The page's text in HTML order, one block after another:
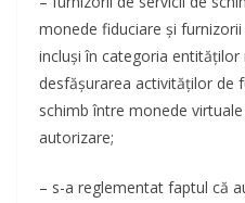
monede fiduciare și furnizorii
incluși în categoria
desfășurarea activităților de
schimb între monede
autorizare;
– s-a reglementat faptul că